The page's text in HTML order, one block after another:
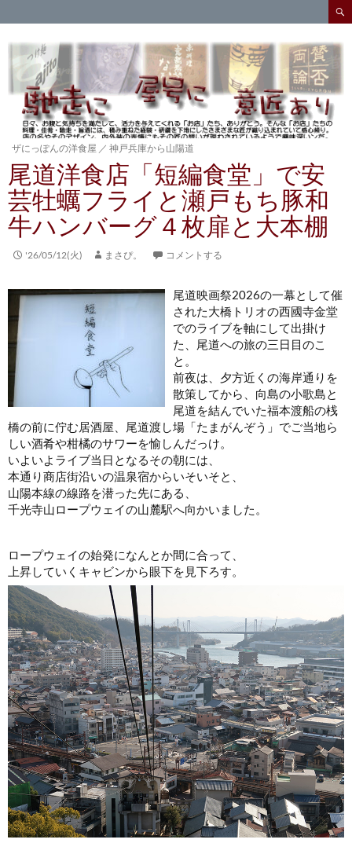
索
ン
テ
ン
ツ
キ
ッ
プ
ザにっぽんの洋食屋 ／ 神戸兵庫から山陽道
尾道洋食店「短編食堂」で安
芸牡蠣フライと瀬戸もち豚和
牛ハンバーグ４枚扉と大本棚
'26/05/12(火) まさぴ。 コメントする
尾道映画祭2026の一幕として催
された大橋トリオの西國寺金堂
でのライブを軸にして出掛け
た、尾道への旅の三日目のこ
と。
前夜は、夕方近くの海岸通りを
散策してから、向島の小歌島と
尾道を結んでいた福本渡船の桟
橋の前に佇む居酒屋、尾道渡し場「たまがんぞう」でご当地ら
しい酒肴や柑橘のサワーを愉しんだっけ。
いよいよライブ当日となるその朝には、
本通り商店街沿いの温泉宿からいそいそと、
山陽本線の線路を潜った先にある、
千光寺山ロープウェイの山麓駅へ向かいました。
ロープウェイの始発になんとか間に合って、
上昇していくキャビンから眼下を見下ろす。